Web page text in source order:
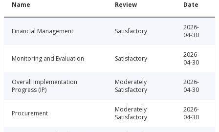
Name Review Date
Financial Management Satisfactory
2026-
04-30
Monitoring and Evaluation Satisfactory
2026-
04-30
Overall Implementation
Progress (IP)
Moderately
Satisfactory
2026-
04-30
Procurement
Moderately
Satisfactory
2026-
04-30